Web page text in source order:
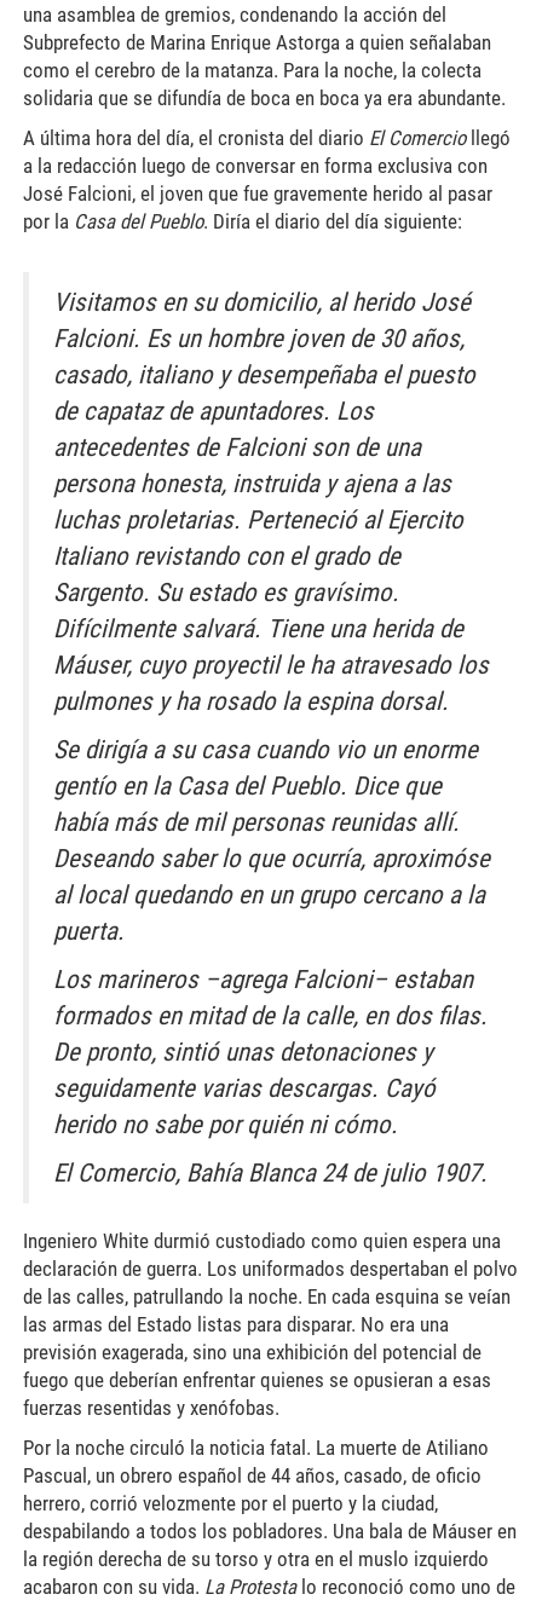
una asamblea de gremios, condenando la acción del
Subprefecto de Marina Enrique Astorga a quien señalaban
como el cerebro de la matanza. Para la noche, la colecta
solidaria que se difundía de boca en boca ya era abundante.
A última hora del día, el cronista del diario El Comerciollegó
a la redacción luego de conversar en forma exclusiva con
José Falcioni, el joven que fue gravemente herido al pasar
por la Casa del Pueblo. Diría el diario del día siguiente:
Visitamos en su domicilio, al herido José
Falcioni. Es un hombre joven de 30 años,
casado, italiano y desempeñaba el puesto
de capataz de apuntadores. Los
antecedentes de Falcioni son de una
persona honesta, instruida y ajena a las
luchas proletarias. Perteneció al Ejercito
Italiano revistando con el grado de
Sargento. Su estado es gravísimo.
Difícilmente salvará. Tiene una herida de
Máuser, cuyo proyectil le ha atravesado los
pulmones y ha rosado la espina dorsal.
Se dirigía a su casa cuando vio un enorme
gentío en la Casa del Pueblo. Dice que
había más de mil personas reunidas allí.
Deseando saber lo que ocurría, aproximóse
al local quedando en un grupo cercano a la
puerta.
Los marineros –agrega Falcioni– estaban
formados en mitad de la calle, en dos filas.
De pronto, sintió unas detonaciones y
seguidamente varias descargas. Cayó
herido no sabe por quién ni cómo.
El Comercio, Bahía Blanca 24 de julio 1907.
Ingeniero White durmió custodiado como quien espera una
declaración de guerra. Los uniformados despertaban el polvo
de las calles, patrullando la noche. En cada esquina se veían
las armas del Estado listas para disparar. No era una
previsión exagerada, sino una exhibición del potencial de
fuego que deberían enfrentar quienes se opusieran a esas
fuerzas resentidas y xenófobas.
Por la noche circuló la noticia fatal. La muerte de Atiliano
Pascual, un obrero español de 44 años, casado, de oficio
herrero, corrió velozmente por el puerto y la ciudad,
despabilando a todos los pobladores. Una bala de Máuser en
la región derecha de su torso y otra en el muslo izquierdo
acabaron con su vida. La Protesta lo reconoció como uno de